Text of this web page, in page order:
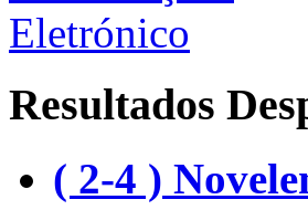
Resultados
( 2-4 )